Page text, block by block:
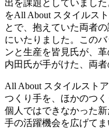
出を課題としていまし
をAll About スタイルス
とで、抱えていた両者
にいたりました。この
ンと生産を皆見氏が、
内田氏が手がけた、両
All About スタイルスト
つくり手を、ほかのつ
個人ではできなかった
手の活躍機会を広げて